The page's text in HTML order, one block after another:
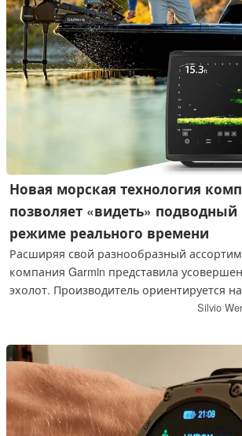
анализа.
Новая морская технология
позволяет «видеть»
режиме реального времени
Расширяя свой разнообразный
компания Garmin представила
эхолот. Производитель ориентируется
стремящихся дополнить свой личный
Silvio